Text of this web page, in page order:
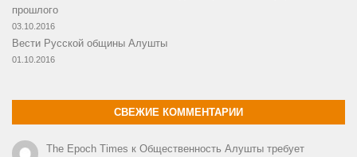
прошлого
03.10.2016
Вести Русской общины Алушты
01.10.2016
СВЕЖИЕ КОММЕНТАРИИ
The Epoch Times к Общественность Алушты требует